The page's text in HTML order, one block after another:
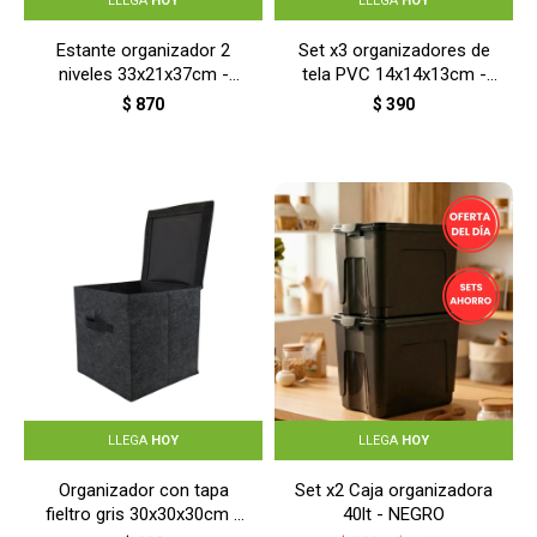
Estante organizador 2
niveles 33x21x37cm -
NEGRO
$ 870
Set x3 organizadores de
tela PVC 14x14x13cm -
GRIS
$ 390
LLEGA HOY
Organizador con tapa
fieltro gris 30x30x30cm -
LLEGA HOY
Set x2 Caja organizadora
40lt - NEGRO